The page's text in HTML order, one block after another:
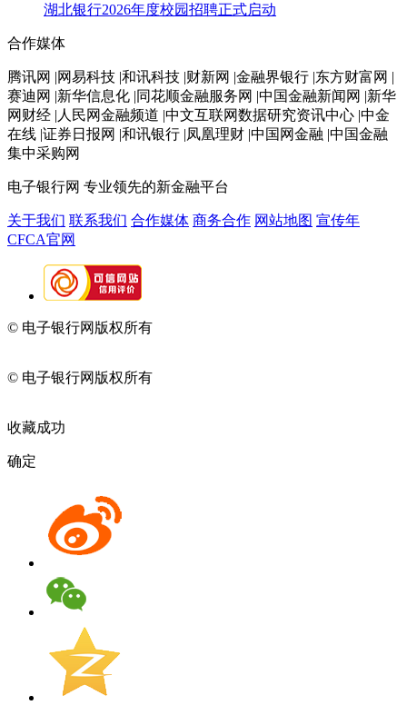
湖北银行2026年度校园招聘正式启动
合作媒体
腾讯网 |网易科技 |和讯科技 |财新网 |金融界银行 |东方财富网 |
赛迪网 |新华信息化 |同花顺金融服务网 |中国金融新闻网 |新华
网财经 |人民网金融频道 |中文互联网数据研究资讯中心 |中金
在线 |证券日报网 |和讯银行 |凤凰理财 |中国网金融 |中国金融
集中采购网
电子银行网 专业领先的新金融平台
关于我们 联系我们 合作媒体 商务合作 网站地图 宣传年
CFCA官网
© 电子银行网版权所有
© 电子银行网版权所有
收藏成功
确定